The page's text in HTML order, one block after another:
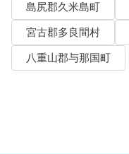
島尻郡久米島町
宮古郡多良間村
八重山郡与那国町